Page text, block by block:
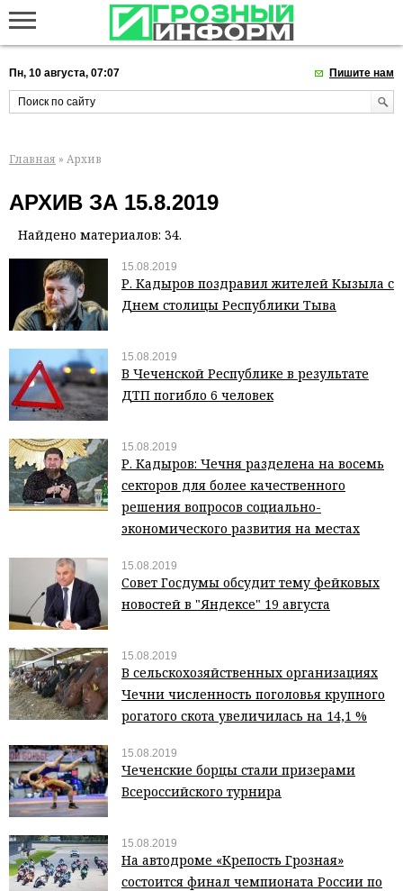
Пн, 10 августа, 07:07 Пишите нам
Главная » Архив
АРХИВ ЗА 15.8.2019
Найдено материалов: 34.
15.08.2019
Р. Кадыров поздравил жителей Кызыла с
Днем столицы Республики Тыва
15.08.2019
В Чеченской Республике в результате
ДТП погибло 6 человек
15.08.2019
Р. Кадыров: Чечня разделена на восемь
секторов для более качественного
решения вопросов социально-
экономического развития на местах
15.08.2019
Совет Госдумы обсудит тему фейковых
новостей в "Яндексе" 19 августа
15.08.2019
В сельскохозяйственных организациях
Чечни численность поголовья крупного
рогатого скота увеличилась на 14,1 %
15.08.2019
Чеченские борцы стали призерами
Всероссийского турнира
15.08.2019
На автодроме «Крепость Грозная»
состоится финал чемпионата России по